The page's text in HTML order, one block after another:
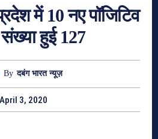
में 10 नए पॉजिटिव
हुई 127
By दबंग भारत न्यूज़
April 3, 2020